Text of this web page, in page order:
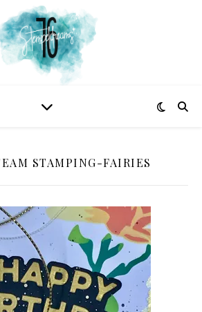
STAMPING-FAIRIES